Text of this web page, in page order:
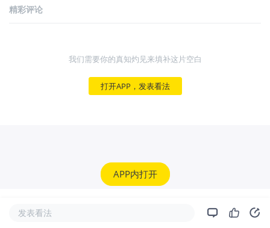
精彩评论
我们需要你的真知灼见来填补这片空白
打开APP，发表看法
APP内打开
发表看法